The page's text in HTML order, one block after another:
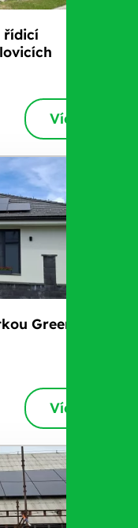
řídicí
Více
GreenBox
Více